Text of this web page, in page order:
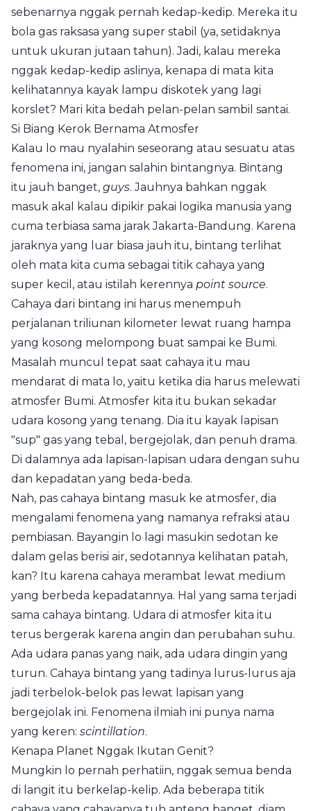
sebenarnya nggak pernah kedap-kedip. Mereka itu
bola gas raksasa yang super stabil (ya, setidaknya
untuk ukuran jutaan tahun). Jadi, kalau mereka
nggak kedap-kedip aslinya, kenapa di mata kita
kelihatannya kayak lampu diskotek yang lagi
korslet? Mari kita bedah pelan-pelan sambil santai.
Si Biang Kerok Bernama Atmosfer
Kalau lo mau nyalahin seseorang atau sesuatu atas
fenomena ini, jangan salahin bintangnya. Bintang
itu jauh banget, guys. Jauhnya bahkan nggak
masuk akal kalau dipikir pakai logika manusia yang
cuma terbiasa sama jarak Jakarta-Bandung. Karena
jaraknya yang luar biasa jauh itu, bintang terlihat
oleh mata kita cuma sebagai titik cahaya yang
super kecil, atau istilah kerennya point source.
Cahaya dari bintang ini harus menempuh
perjalanan triliunan kilometer lewat ruang hampa
yang kosong melompong buat sampai ke Bumi.
Masalah muncul tepat saat cahaya itu mau
mendarat di mata lo, yaitu ketika dia harus melewati
atmosfer Bumi. Atmosfer kita itu bukan sekadar
udara kosong yang tenang. Dia itu kayak lapisan
"sup" gas yang tebal, bergejolak, dan penuh drama.
Di dalamnya ada lapisan-lapisan udara dengan suhu
dan kepadatan yang beda-beda.
Nah, pas cahaya bintang masuk ke atmosfer, dia
mengalami fenomena yang namanya refraksi atau
pembiasan. Bayangin lo lagi masukin sedotan ke
dalam gelas berisi air, sedotannya kelihatan patah,
kan? Itu karena cahaya merambat lewat medium
yang berbeda kepadatannya. Hal yang sama terjadi
sama cahaya bintang. Udara di atmosfer kita itu
terus bergerak karena angin dan perubahan suhu.
Ada udara panas yang naik, ada udara dingin yang
turun. Cahaya bintang yang tadinya lurus-lurus aja
jadi terbelok-belok pas lewat lapisan yang
bergejolak ini. Fenomena ilmiah ini punya nama
yang keren: scintillation.
Kenapa Planet Nggak Ikutan Genit?
Mungkin lo pernah perhatiin, nggak semua benda
di langit itu berkelap-kelip. Ada beberapa titik